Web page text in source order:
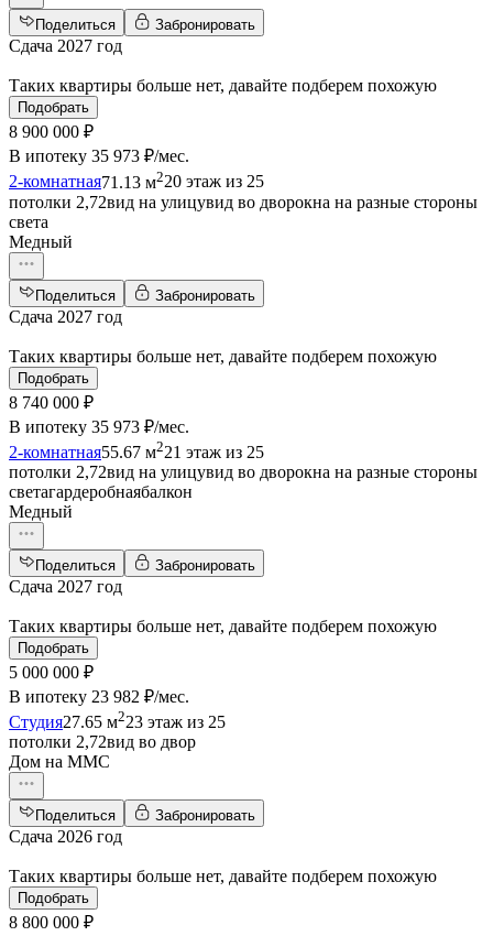
Поделиться Забронировать
Сдача 2027 год
Таких квартиры больше нет, давайте подберем похожую
Подобрать
8 900 000 ₽
В ипотеку 35 973 ₽/мес.
2-комнатная71.13 м220 этаж из 25
потолки 2,72вид на улицувид во дворокна на разные стороны
света
Медный
Поделиться Забронировать
Сдача 2027 год
Таких квартиры больше нет, давайте подберем похожую
Подобрать
8 740 000 ₽
В ипотеку 35 973 ₽/мес.
2-комнатная55.67 м221 этаж из 25
потолки 2,72вид на улицувид во дворокна на разные стороны
светагардеробнаябалкон
Медный
Поделиться Забронировать
Сдача 2027 год
Таких квартиры больше нет, давайте подберем похожую
Подобрать
5 000 000 ₽
В ипотеку 23 982 ₽/мес.
Студия27.65 м223 этаж из 25
потолки 2,72вид во двор
Дом на ММС
Поделиться Забронировать
Сдача 2026 год
Таких квартиры больше нет, давайте подберем похожую
Подобрать
8 800 000 ₽